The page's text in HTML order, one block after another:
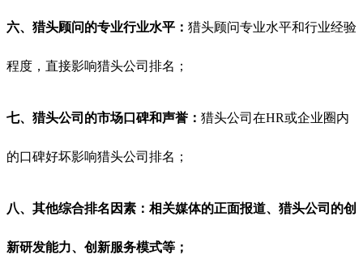
六、猎头顾问的专业行业水平： 猎头顾问专业水平和行业经验
程度，直接影响猎头公司排名；
七、猎头公司的市场口碑和声誉： 猎头公司在HR或企业圈内
的口碑好坏影响猎头公司排名；
八、其他综合排名因素：相关媒体的正面报道、猎头公司的创
新研发能力、创新服务模式等；